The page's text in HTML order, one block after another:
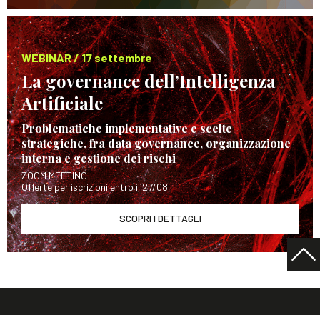
WEBINAR / 17 settembre
La governance dell’Intelligenza
Artificiale
Problematiche implementative e scelte
strategiche, fra data governance, organizzazione
interna e gestione dei rischi
ZOOM MEETING
Offerte per iscrizioni entro il 27/08
SCOPRI I DETTAGLI